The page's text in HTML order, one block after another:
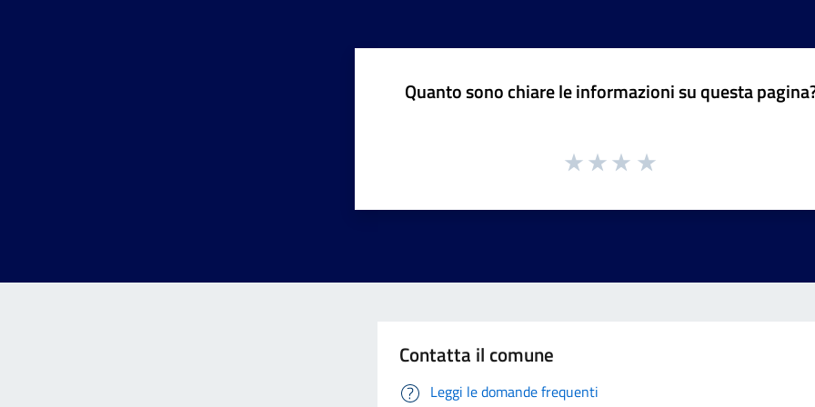
Quanto sono chiare le informazioni su questa
Contatta il comune
Leggi le domande frequenti